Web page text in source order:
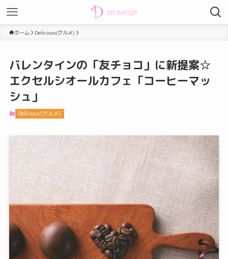
ホーム Delicious(グルメ)
バレンタインの「友チョコ」に新提案☆
エクセルシオールカフェ「コーヒーマッ
シュ」
Delicious(グルメ)